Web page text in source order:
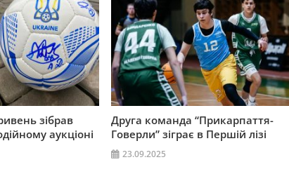
зібрав
аукціоні
Друга команда “Прикарпаття-
Говерли” зіграє в Першій лізі
23.09.2025